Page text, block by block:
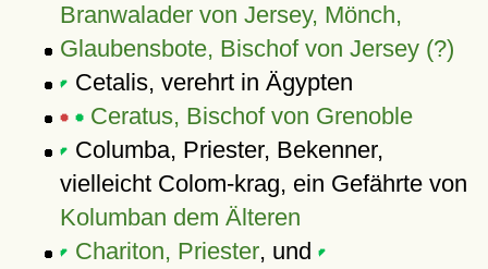
Branwalader von Jersey, Mönch,
Glaubensbote, Bischof von Jersey (?)
Cetalis, verehrt in Ägypten
Ceratus, Bischof von Grenoble
Columba, Priester, Bekenner,
vielleicht Colom-krag, ein Gefährte von
Kolumban dem Älteren
Chariton, Priester, und